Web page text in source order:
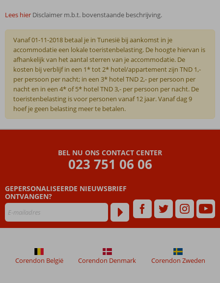
Lees hier Disclaimer m.b.t. bovenstaande beschrijving.
Vanaf 01-11-2018 betaal je in Tunesië bij aankomst in je
accommodatie een lokale toeristenbelasting. De hoogte hiervan is
afhankelijk van het aantal sterren van je accommodatie. De
kosten bij verblijf in een 1* tot 2* hotel/appartement zijn TND 1,-
per persoon per nacht; in een 3* hotel TND 2,- per persoon per
nacht en in een 4* of 5* hotel TND 3,- per persoon per nacht. De
toeristenbelasting is voor personen vanaf 12 jaar. Vanaf dag 9
hoef je geen belasting meer te betalen.
na
hun
verblijf
in
Village
BEL NU ONS CONTACT CENTER
023 751 06 06
GEPERSONALISEERDE NIEUWSBRIEF
ONTVANGEN?
Corendon België Corendon Denmark Corendon Zweden